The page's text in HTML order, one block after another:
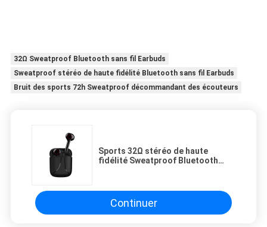
32Ω Sweatproof Bluetooth sans fil Earbuds
Sweatproof stéréo de haute fidélité Bluetooth sans fil Earbuds
Bruit des sports 72h Sweatproof décommandant des écouteurs
Sports 32Ω stéréo de haute
fidélité Sweatproof Bluetooth
Continuer